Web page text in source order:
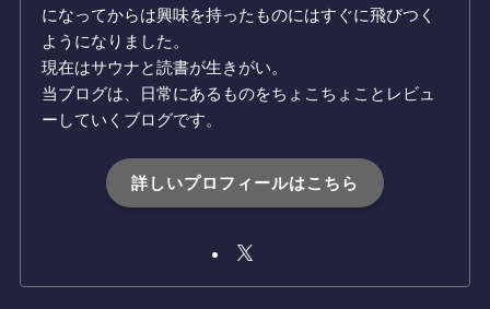
になってからは興味を持ったものにはすぐに飛びつく
ようになりました。
現在はサウナと読書が生きがい。
当ブログは、日常にあるものをちょこちょことレビュ
ーしていくブログです。
詳しいプロフィールはこちら